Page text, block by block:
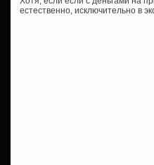
естественно, исключительно в